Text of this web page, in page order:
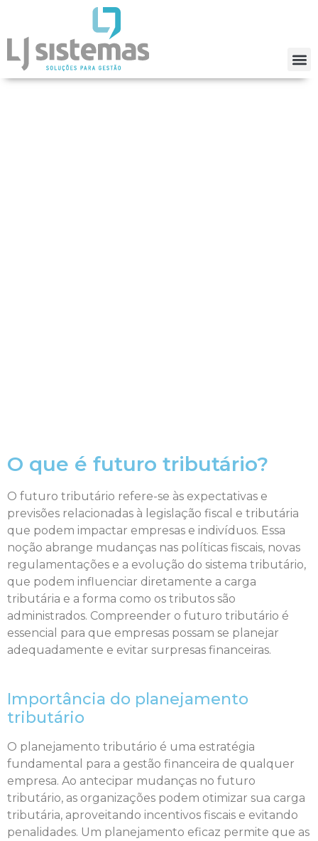
O que é futuro tributário?
O futuro tributário refere-se às expectativas e
previsões relacionadas à legislação fiscal e tributária
que podem impactar empresas e indivíduos. Essa
noção abrange mudanças nas políticas fiscais, novas
regulamentações e a evolução do sistema tributário,
que podem influenciar diretamente a carga
tributária e a forma como os tributos são
administrados. Compreender o futuro tributário é
essencial para que empresas possam se planejar
adequadamente e evitar surpresas financeiras.
Importância do planejamento
tributário
O planejamento tributário é uma estratégia
fundamental para a gestão financeira de qualquer
empresa. Ao antecipar mudanças no futuro
tributário, as organizações podem otimizar sua carga
tributária, aproveitando incentivos fiscais e evitando
penalidades. Um planejamento eficaz permite que as